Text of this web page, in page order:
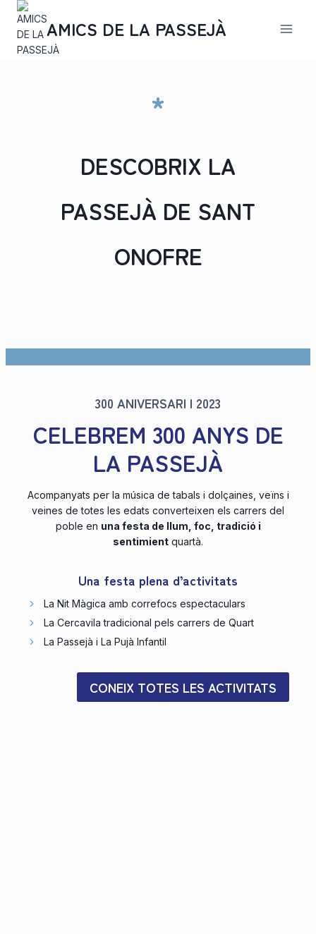
Saltar
contenido AMICS DE LA PASSEJÀ
*
DESCOBRIX LA
PASSEJÀ DE SANT
ONOFRE
300 ANIVERSARI | 2023
CELEBREM 300 ANYS DE
LA PASSEJÀ
Acompanyats per la música de tabals i dolçaines, veïns i
veines de totes les edats converteixen els carrers del
poble en una festa de llum, foc, tradició i
sentimient quartà.
Una festa plena d’activitats
La Nit Màgica amb correfocs espectaculars
La Cercavila tradicional pels carrers de Quart
La Passejà i La Pujà Infantil
CONEIX TOTES LES ACTIVITATS